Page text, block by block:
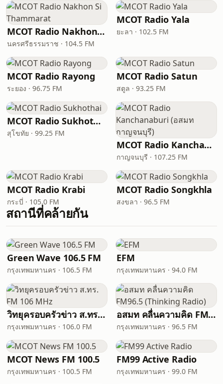
MCOT Radio Nakhon Si Thammarat
นครศรีธรรมราช · 104.5 FM
MCOT Radio Yala
ยะลา · 102.5 FM
MCOT Radio Rayong
ระยอง · 96.75 FM
MCOT Radio Satun
สตูล · 93.25 FM
MCOT Radio Sukhothai
สุโขทัย · 99.25 FM
MCOT Radio Kanchanaburi (อสมท กาญจนบุรี)
กาญจนบุรี · 107.25 FM
MCOT Radio Krabi
กระบี่ · 105.0 FM
MCOT Radio Songkhla
สงขลา · 96.5 FM
สถานีที่คล้ายกัน
Green Wave 106.5 FM
กรุงเทพมหานคร · 106.5 FM
EFM
กรุงเทพมหานคร · 94.0 FM
วิทยุครอบครัวข่าว ส.ทร. FM 106 MHz
กรุงเทพมหานคร · 106.0 FM
อสมท คลื่นความคิด FM96.5 (Thinking Radio)
กรุงเทพมหานคร · 96.5 FM
MCOT News FM 100.5
กรุงเทพมหานคร · 100.5 FM
FM99 Active Radio
กรุงเทพมหานคร · 99.0 FM